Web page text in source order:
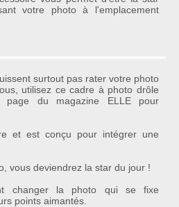
votre photo à l'emplacement
surtout pas rater votre photo
utilisez cecadre à photo drôle
page du magazine ELLEpour
et est conçu pour intégrer une
vous deviendrez la stardu jour !
changer la photo qui se fixe
points aimantés.